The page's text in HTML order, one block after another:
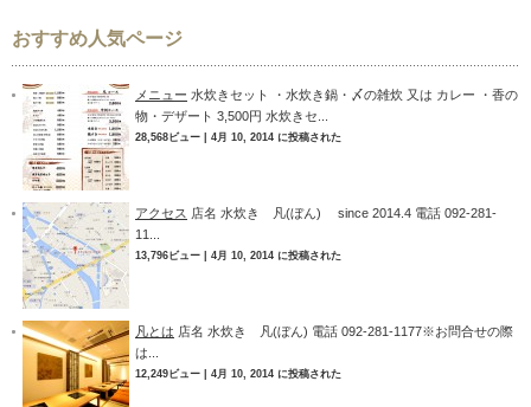
おすすめ人気ページ
メニュー 水炊きセット ・水炊き鍋・〆の雑炊 又は カレー ・香の
物・デザート 3,500円 水炊きセ...
28,568ビュー 4月 10, 2014 に投稿された
アクセス 店名 水炊き 凡(ぼん) since 2014.4 電話 092-281-
11...
13,796ビュー 4月 10, 2014 に投稿された
凡とは 店名 水炊き 凡(ぼん) 電話 092-281-1177※お問合せの際
は...
12,249ビュー 4月 10, 2014 に投稿された